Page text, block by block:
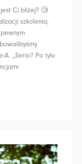
Ci bliżej? 🧐
szkolenia,
„Serio? Po tylu